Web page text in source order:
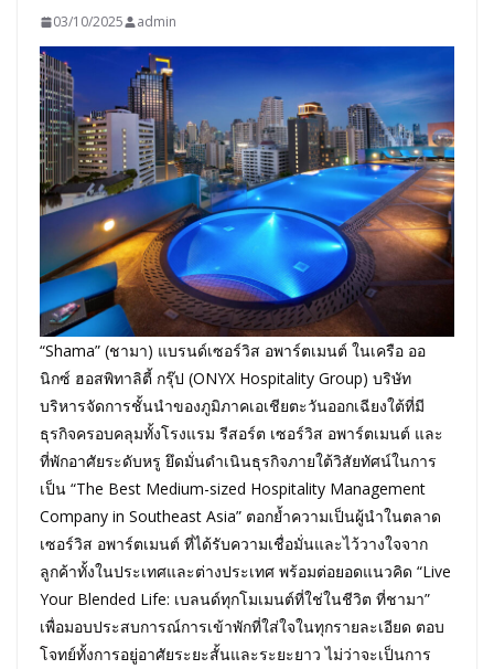
03/10/2025 admin
“Shama” (ชามา) แบรนด์เซอร์วิส อพาร์ตเมนต์ ในเครือ ออ
นิกซ์ ฮอสพิทาลิตี้ กรุ๊ป (ONYX Hospitality Group) บริษัท
บริหารจัดการชั้นนำของภูมิภาคเอเชียตะวันออกเฉียงใต้ที่มี
ธุรกิจครอบคลุมทั้งโรงแรม รีสอร์ต เซอร์วิส อพาร์ตเมนต์ และ
ที่พักอาศัยระดับหรู ยึดมั่นดำเนินธุรกิจภายใต้วิสัยทัศน์ในการ
เป็น “The Best Medium-sized Hospitality Management
Company in Southeast Asia” ตอกย้ำความเป็นผู้นำในตลาด
เซอร์วิส อพาร์ตเมนต์ ที่ได้รับความเชื่อมั่นและไว้วางใจจาก
ลูกค้าทั้งในประเทศและต่างประเทศ พร้อมต่อยอดแนวคิด “Live
Your Blended Life: เบลนด์ทุกโมเมนต์ที่ใช่ในชีวิต ที่ชามา”
เพื่อมอบประสบการณ์การเข้าพักที่ใส่ใจในทุกรายละเอียด ตอบ
โจทย์ทั้งการอยู่อาศัยระยะสั้นและระยะยาว ไม่ว่าจะเป็นการ